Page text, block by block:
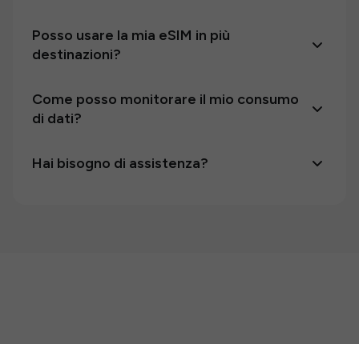
Posso usare la mia eSIM in più
destinazioni?
Come posso monitorare il mio consumo
di dati?
Hai bisogno di assistenza?